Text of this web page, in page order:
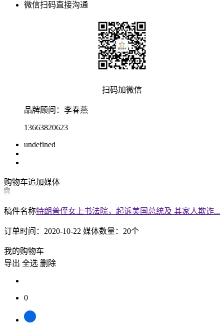
微信扫码直接沟通
扫码加微信
品牌顾问： 李春燕
13663820623
undefined
购物车追加媒体
稿件名称特朗普侄女上书法院，起诉美国总统及 其家人欺诈...
订单时间： 2020-10-22 媒体数量： 20个
我的购物车
导出 全选 删除
0